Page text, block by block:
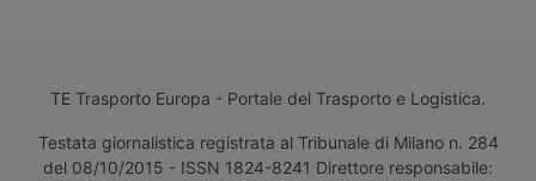
TE Trasporto Europa - Portale del Trasporto e Logistica.
Testata giornalistica registrata al Tribunale di Milano n. 284
del 08/10/2015 - ISSN 1824-8241 Direttore responsabile: